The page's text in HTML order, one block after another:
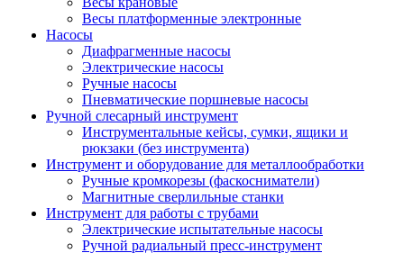
Весы платформенные электронные
Насосы
Диафрагменные насосы
Электрические насосы
Ручные насосы
Пневматические поршневые насосы
Ручной слесарный инструмент
Инструментальные кейсы, сумки, ящики и
рюкзаки (без инструмента)
Инструмент и оборудование для металлообработки
Ручные кромкорезы (фаскосниматели)
Магнитные сверлильные станки
Инструмент для работы с трубами
Электрические испытательные насосы
Ручной радиальный пресс-инструмент